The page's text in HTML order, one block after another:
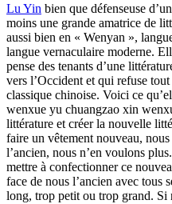
Lu Yin bien que défenseuse
moins une grande amatrice de
aussi bien en « Wenyan »,
langue vernaculaire moderne.
pense des tenants d’une
vers l’Occident et qui refuse
classique chinoise. Voici ce
wenxue yu chuangzao xin
littérature et créer la nouvelle
faire un vêtement nouveau,
l’ancien, nous n’en voulons
mettre à confectionner ce
face de nous l’ancien avec tous
long, trop petit ou trop grand. Si